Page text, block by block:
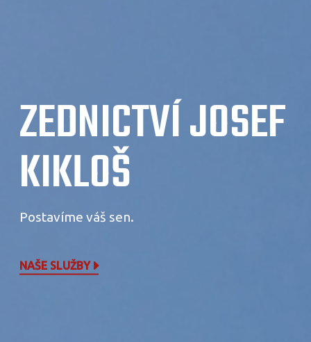
ZEDNICTVÍ JOSEF
KIKLOŠ
Postavíme váš sen.
NAŠE SLUŽBY